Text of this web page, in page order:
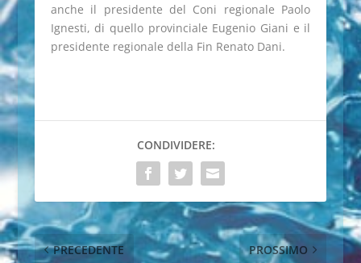
anche il presidente del Coni regionale Paolo
Ignesti, di quello provinciale Eugenio Giani e il
presidente regionale della Fin Renato Dani.
CONDIVIDERE:
PRECEDENTE PROSSIMO